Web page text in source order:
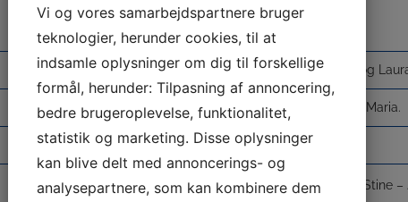
Anitta og
Heidi – Maria.
Julie – Stine
Vi og vores samarbejdspartnere bruger
teknologier, herunder cookies, til at
indsamle oplysninger om dig til forskellige
formål, herunder: Tilpasning af annoncering,
bedre brugeroplevelse, funktionalitet,
statistik og marketing. Disse oplysninger
kan blive delt med annoncerings- og
analysepartnere, som kan kombinere dem